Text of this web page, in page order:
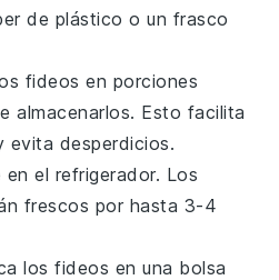
de plástico o un frasco
fideos en porciones
almacenarlos. Esto facilita
evita desperdicios.
el refrigerador. Los
frescos por hasta 3-4
losfideos en una bolsa